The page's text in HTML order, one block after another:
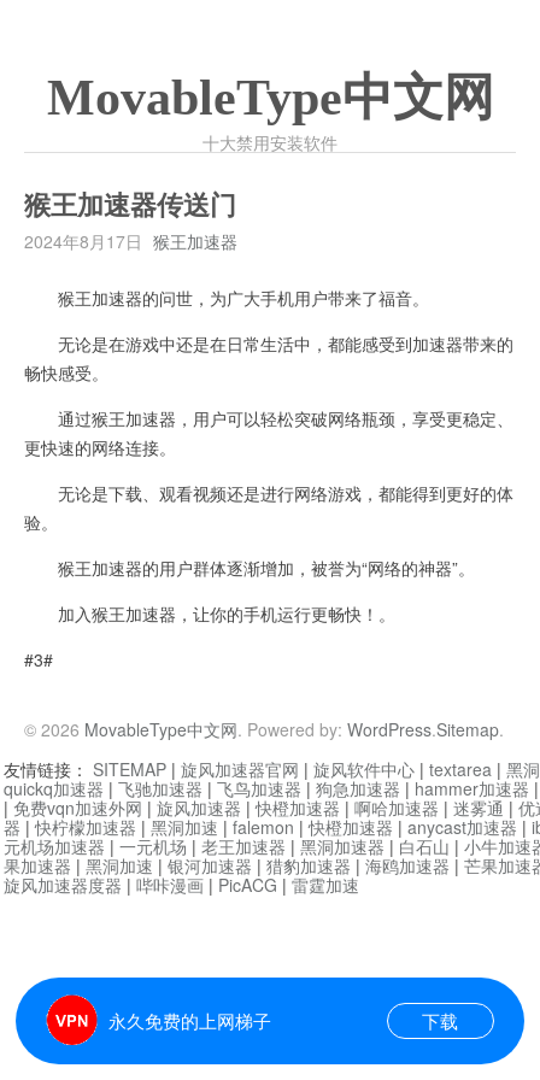
MovableType中文网
十大禁用安装软件
猴王加速器传送门
2024年8月17日 猴王加速器
猴王加速器的问世，为广大手机用户带来了福音。
无论是在游戏中还是在日常生活中，都能感受到加速器带来的
畅快感受。
通过猴王加速器，用户可以轻松突破网络瓶颈，享受更稳定、
更快速的网络连接。
无论是下载、观看视频还是进行网络游戏，都能得到更好的体
验。
猴王加速器的用户群体逐渐增加，被誉为“网络的神器”。
加入猴王加速器，让你的手机运行更畅快！。
#3#
© 2026 MovableType中文网. Powered by: WordPress.Sitemap.
永久免费的上网梯子 下载
友情链接： SITEMAP | 旋风加速器官网 | 旋风软件中心 | textarea | 黑
quickq加速器 | 飞驰加速器 | 飞鸟加速器 | 狗急加速器 | hammer加速器
| 免费vqn加速外网 | 旋风加速器 |快橙加速器 | 啊哈加速器 | 迷雾通 | 优
器 |快柠檬加速器 | 黑洞加速 | falemon |快橙加速器 | anycast加速器 |
元机场加速器 | 一元机场 | 老王加速器 | 黑洞加速器 | 白石山 | 小牛加速
果加速器 | 黑洞加速 | 银河加速器 | 猎豹加速器 | 海鸥加速器 | 芒果加速
旋风加速器度器 | 哔咔漫画 | PicACG | 雷霆加速